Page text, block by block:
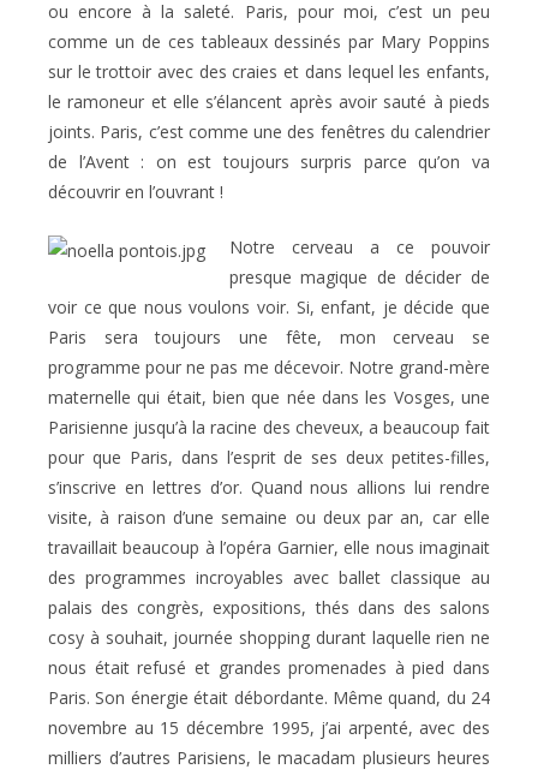
ou encore à la saleté. Paris, pour moi, c’est un peu
comme un de ces tableaux dessinés par Mary Poppins
sur le trottoir avec des craies et dans lequel les enfants,
le ramoneur et elle s’élancent après avoir sauté à pieds
joints. Paris, c’est comme une des fenêtres du calendrier
de l’Avent : on est toujours surpris parce qu’on va
découvrir en l’ouvrant !
Notre cerveau a ce pouvoir
presque magique de décider de
voir ce que nous voulons voir. Si, enfant, je décide que
Paris sera toujours une fête, mon cerveau se
programme pour ne pas me décevoir. Notre grand-mère
maternelle qui était, bien que née dans les Vosges, une
Parisienne jusqu’à la racine des cheveux, a beaucoup fait
pour que Paris, dans l’esprit de ses deux petites-filles,
s’inscrive en lettres d’or. Quand nous allions lui rendre
visite, à raison d’une semaine ou deux par an, car elle
travaillait beaucoup à l’opéra Garnier, elle nous imaginait
des programmes incroyables avec ballet classique au
palais des congrès, expositions, thés dans des salons
cosy à souhait, journée shopping durant laquelle rien ne
nous était refusé et grandes promenades à pied dans
Paris. Son énergie était débordante. Même quand, du 24
novembre au 15 décembre 1995, j’ai arpenté, avec des
milliers d’autres Parisiens, le macadam plusieurs heures